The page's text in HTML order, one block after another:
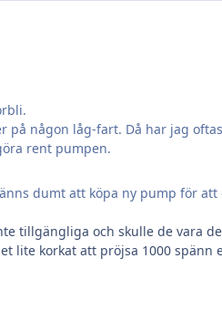
på någon låg-fart. Då har jag
rent pumpen.
dumt att köpa ny pump för
tillgängliga och skulle de vara
lite korkat att pröjsa 1000